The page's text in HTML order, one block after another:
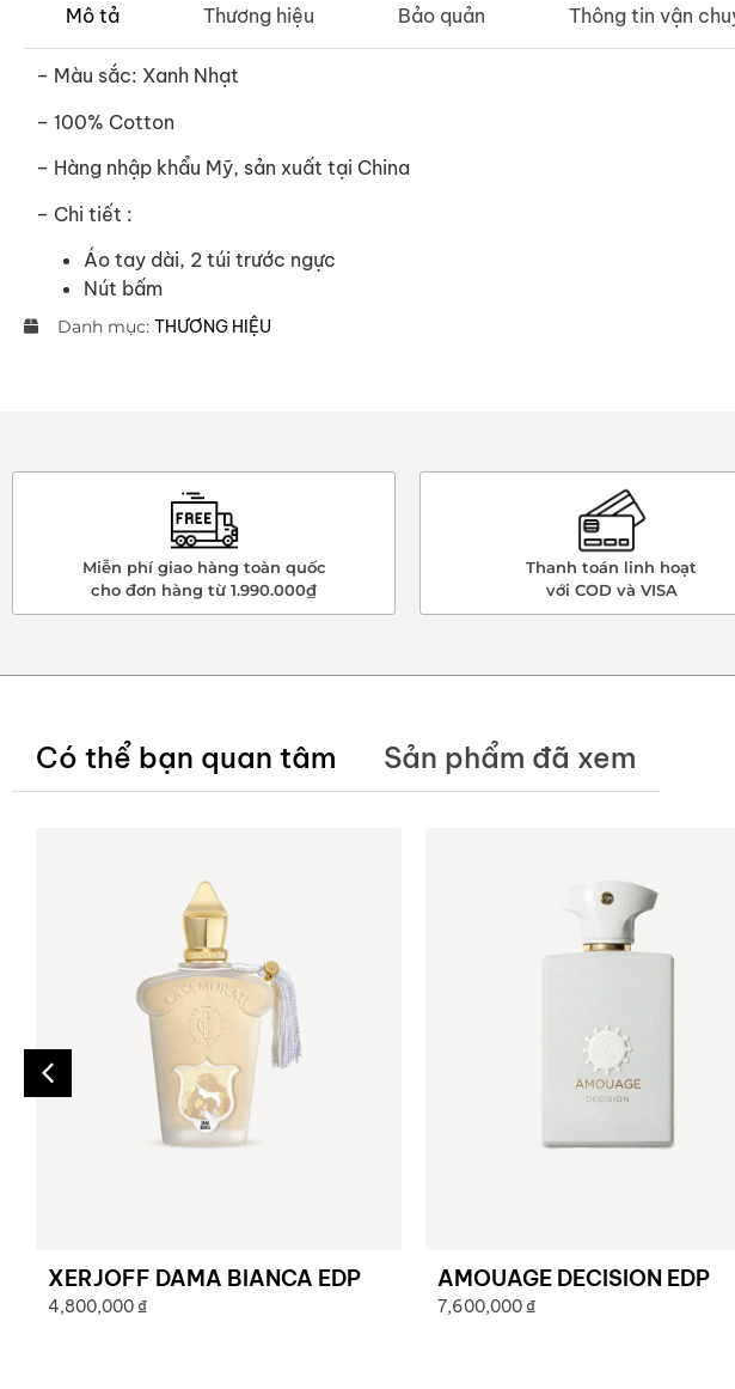
Mô tả Thương hiệu Bảo quản Thông tin vận
– Màu sắc: Xanh Nhạt
– 100% Cotton
– Hàng nhập khẩu Mỹ, sản xuất tại China
– Chi tiết :
Áo tay dài, 2 túi trước ngực
Nút bấm
Danh mục: THƯƠNG HIỆU
Miễn phí giao hàng toàn quốc
cho đơn hàng từ 1.990.000₫
Thanh toán linh hoạt
với COD và VISA
Có thể bạn quan tâm Sản phẩm đã xem
XERJOFF DAMA BIANCA EDP
4,800,000 ₫
AMOUAGE DECISION EDP
7,600,000 ₫